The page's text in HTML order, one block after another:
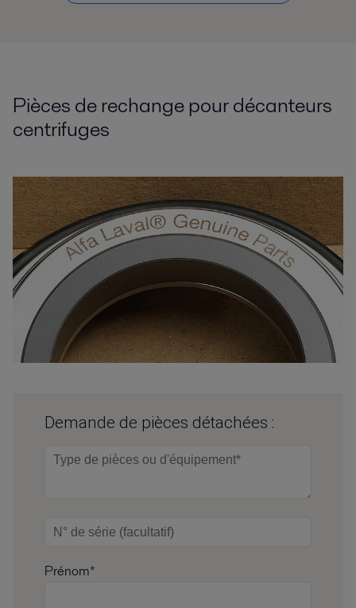
Pièces de rechange pour décanteurs
centrifuges
Demande de pièces détachées :
Prénom*